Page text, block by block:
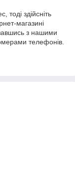
тоді здійсніть
магазині
з нашими
телефонів.